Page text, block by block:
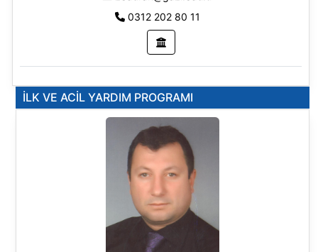
0312 202 80 11
İLK VE ACİL YARDIM PROGRAMI